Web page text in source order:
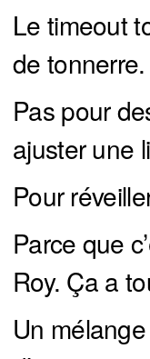
Le timeout
de tonnerre.
Pas pour
ajuster une
Pour
Parce que
Roy. Ça a
Un